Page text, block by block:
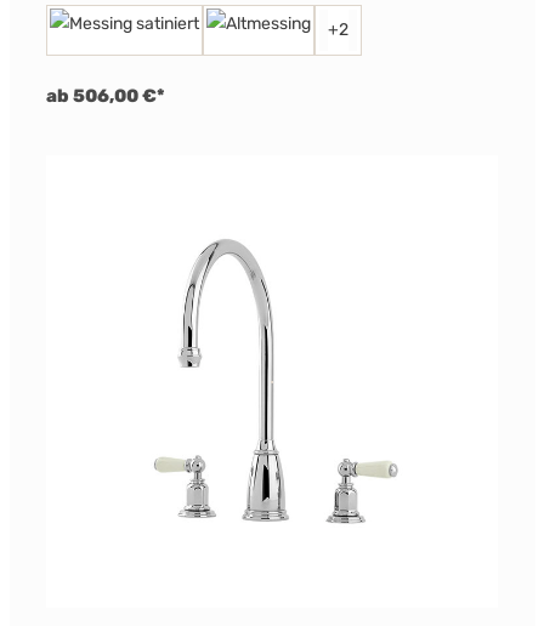
+2
ab 506,00 €*